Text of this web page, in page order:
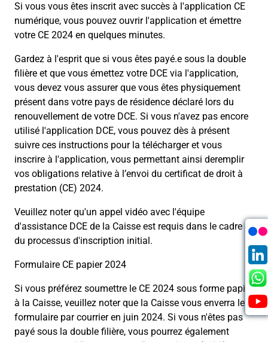
Si vous vous êtes inscrit avec succès à l'application CE
numérique, vous pouvez ouvrir l'application et émettre
votre CE 2024 en quelques minutes.
Gardez à l'esprit que si vous êtes payé.e sous la double
filière et que vous émettez votre DCE via l'application,
vous devez vous assurer que vous êtes physiquement
présent dans votre pays de résidence déclaré lors du
renouvellement de votre DCE. Si vous n'avez pas encore
utilisé l'application DCE, vous pouvez dès à présent
suivre ces instructions pour la télécharger et vous
inscrire à l'application, vous permettant ainsi deremplir
vos obligations relative à l’envoi du certificat de droit à
prestation (CE) 2024.
Veuillez noter qu'un appel vidéo avec l'équipe
d'assistance DCE de la Caisse est requis dans le cadre
du processus d'inscription initial.
Formulaire CE papier 2024
Si vous préférez soumettre le CE 2024 sous forme papier
à la Caisse, veuillez noter que la Caisse vous enverra le
formulaire par courrier en juin 2024. Si vous n'êtes pas
payé sous la double filière, vous pourrez également